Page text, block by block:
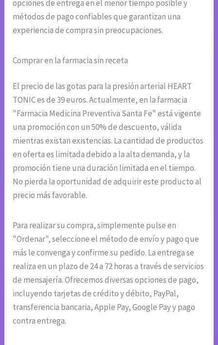
opciones de entrega en el menor tiempo posible y
métodos de pago confiables que garantizan una
experiencia de compra sin preocupaciones.
Comprar en la farmacia sin receta
El precio de las gotas para la presión arterial HEART
TONIC es de 39 euros. Actualmente, en la farmacia
"Farmacia Medicina Preventiva Santa Fe" está vigente
una promoción con un 50% de descuento, válida
mientras existan existencias. La cantidad de productos
en oferta es limitada debido a la alta demanda, y la
promoción tiene una duración limitada en el tiempo.
No pierda la oportunidad de adquirir este producto al
precio más favorable.
Para realizar su compra, simplemente pulse en
"Ordenar", seleccione el método de envío y pago que
más le convenga y confirme su pedido. La entrega se
realiza en un plazo de 24 a 72 horas a través de servicios
de mensajería. Ofrecemos diversas opciones de pago,
incluyendo tarjetas de crédito y débito, PayPal,
transferencia bancaria, Apple Pay, Google Pay y pago
contra entrega.